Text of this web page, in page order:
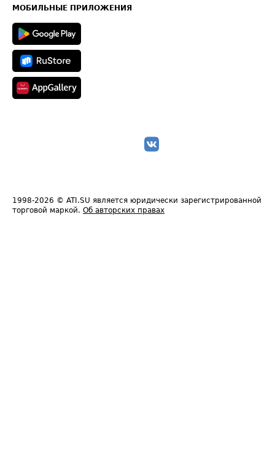
Техническая информация
МОБИЛЬНЫЕ ПРИЛОЖЕНИЯ
1998-2026 © ATI.SU является юридически зарегистрированной
торговой маркой. Об авторских правах